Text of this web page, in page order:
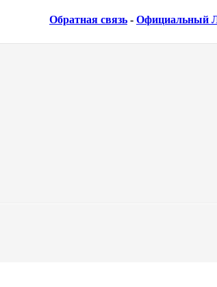
Обратная связь - Официальный